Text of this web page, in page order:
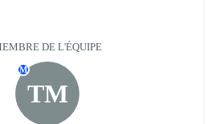
DE L'ÉQUIPE
TM
M